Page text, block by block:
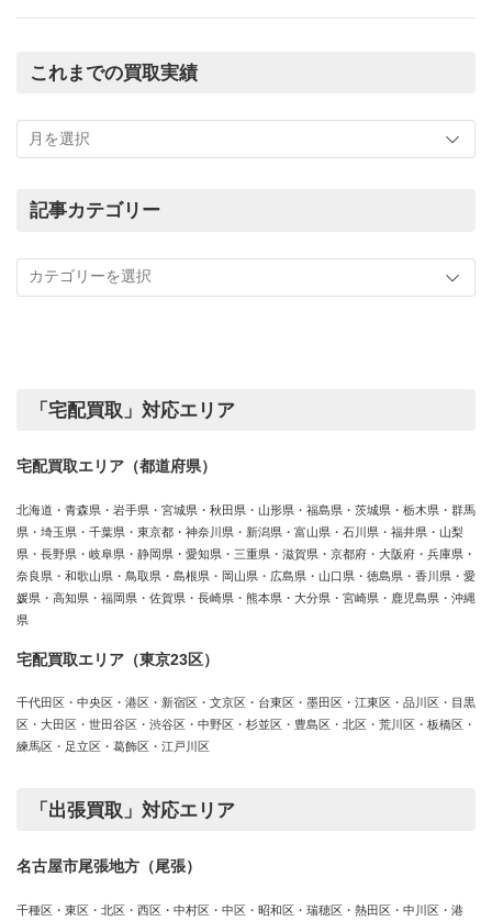
これまでの買取実績
ま
の
績
記事カテゴリー
カ
「宅配買取」対応エリア
宅配買取エリア（都道府県）
北海道・青森県・岩手県・宮城県・秋田県・山形県・福島県・茨城県・栃木県・群馬
県・埼玉県・千葉県・東京都・神奈川県・新潟県・富山県・石川県・福井県・山梨
県・長野県・岐阜県・静岡県・愛知県・三重県・滋賀県・京都府・大阪府・兵庫県・
奈良県・和歌山県・鳥取県・島根県・岡山県・広島県・山口県・徳島県・香川県・愛
媛県・高知県・福岡県・佐賀県・長崎県・熊本県・大分県・宮崎県・鹿児島県・沖縄
県
宅配買取エリア（東京23区）
千代田区・中央区・港区・新宿区・文京区・台東区・墨田区・江東区・品川区・目黒
区・大田区・世田谷区・渋谷区・中野区・杉並区・豊島区・北区・荒川区・板橋区・
練馬区・足立区・葛飾区・江戸川区
「出張買取」対応エリア
名古屋市尾張地方（尾張）
千種区・東区・北区・西区・中村区・中区・昭和区・瑞穂区・熱田区・中川区・港